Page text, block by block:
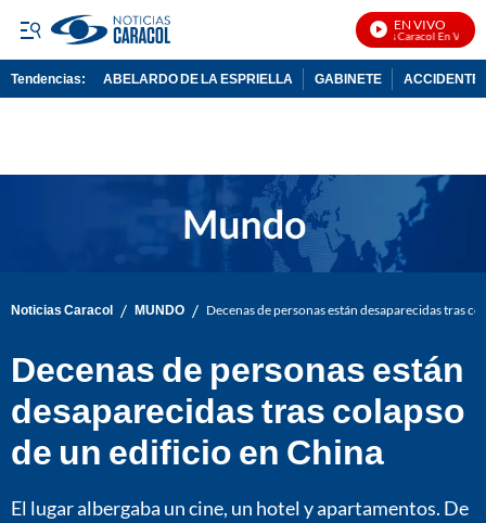
EN VIVO
Noticias Caracol En Vivo
Tendencias: ABELARDO DE LA ESPRIELLA GABINETE ACCIDENTE
Noticias Caracol / MUNDO / Decenas de personas están desaparecidas tras
Decenas de personas están
desaparecidas tras colapso
de un edificio en China
El lugar albergaba un cine, un hotel y apartamentos. De